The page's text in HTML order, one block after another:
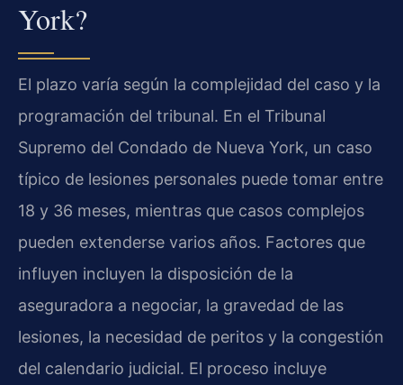
York?
El plazo varía según la complejidad del caso y la
programación del tribunal. En el Tribunal
Supremo del Condado de Nueva York, un caso
típico de lesiones personales puede tomar entre
18 y 36 meses, mientras que casos complejos
pueden extenderse varios años. Factores que
influyen incluyen la disposición de la
aseguradora a negociar, la gravedad de las
lesiones, la necesidad de peritos y la congestión
del calendario judicial. El proceso incluye